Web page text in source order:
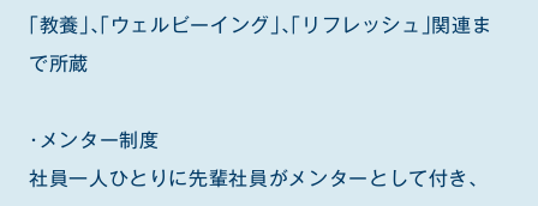
「教養」、「ウェルビーイング」、「リフレッシュ」関連ま
で所蔵
・メンター制度
社員一人ひとりに先輩社員がメンターとして付き、